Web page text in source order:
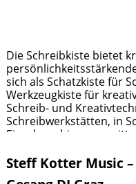
Die Schreibkiste bietet
sich als Schatzkiste für
Werkzeugkiste für
Schreib- und
Schreibwerkstätten, in
Einzelcoachings
individuelle Auskünfte
Steff Kotter Music